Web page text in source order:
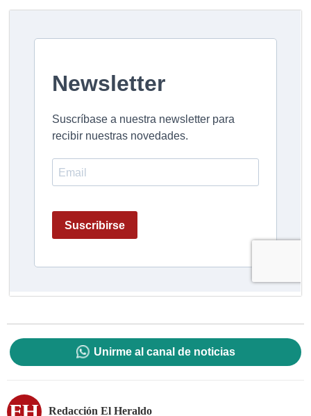
Unirme al canal de noticias
Redacción El Heraldo